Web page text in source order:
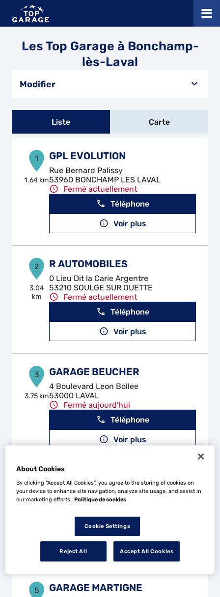
Les Top Garage à Bonchamp-
lès-Laval
Modifier
Liste Carte
1
1.64 km
GPL EVOLUTION
Rue Bernard Palissy
53960 BONCHAMP LES LAVAL
Fermé actuellement
Téléphone
Voir plus
2
3.04
km
R AUTOMOBILES
0 Lieu Dit la Carie Argentre
53210 SOULGE SUR OUETTE
Fermé actuellement
Téléphone
Voir plus
3
3.75 km
GARAGE BEUCHER
4 Boulevard Leon Bollee
53000 LAVAL
Fermé aujourd'hui
Téléphone
Voir plus
4
9.3 km
GARAGE UZU
Route de Laval
53210 SOULGE SUR OUETTE
Téléphone
Voir plus
5 GARAGE MARTIGNE
About Cookies
By clicking “Accept All Cookies”, you agree to the storing of cookies on
your device to enhance site navigation, analyze site usage, and assist in
our marketing efforts. Politique de cookies
Cookie Settings
Reject All Accept All Cookies